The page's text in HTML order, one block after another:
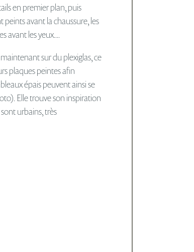
en premier plan, puis
peints avant la chaussure, les
les yeux....
sur du plexiglas, ce
plaques peintes afin
épais peuvent ainsi se
Elle trouve son inspiration
urbains, très